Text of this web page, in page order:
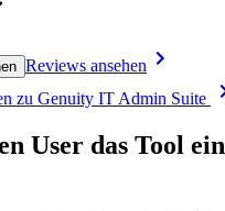
Reviews ansehen
zu Genuity IT Admin Suite
User das Tool ein